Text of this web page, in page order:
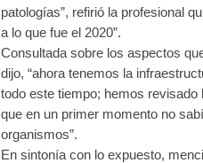
patologías”, refirió la profesional
a lo que fue el 2020”.
Consultada sobre los aspectos
dijo, “ahora tenemos la
todo este tiempo; hemos
que en un primer momento no
organismos”.
En sintonía con lo expuesto,